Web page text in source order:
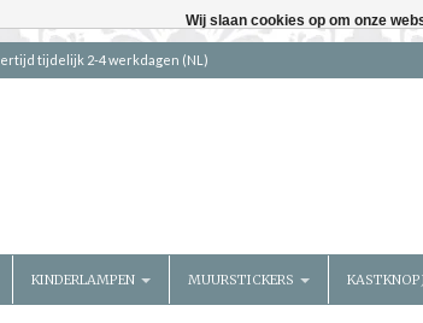
tijdelijk 2-4 werkdagen (NL)
KINDERLAMPEN MUURSTICKERS
Wij slaan cookies op om onze